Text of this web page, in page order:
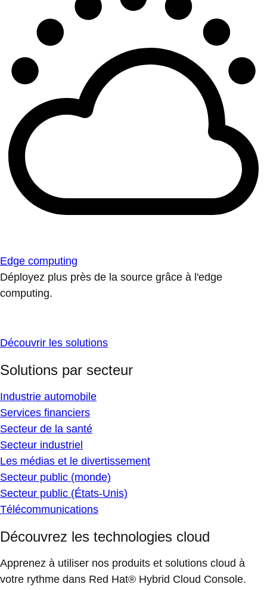
Edge computing
Déployez plus près de la source grâce à l'edge
computing.
Découvrir les solutions
Solutions par secteur
Industrie automobile
Services financiers
Secteur de la santé
Secteur industriel
Les médias et le divertissement
Secteur public (monde)
Secteur public (États-Unis)
Télécommunications
Découvrez les technologies cloud
Apprenez à utiliser nos produits et solutions cloud à
votre rythme dans Red Hat® Hybrid Cloud Console.